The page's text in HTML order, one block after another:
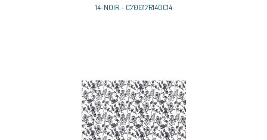
14-NOIR - C70017R140C14